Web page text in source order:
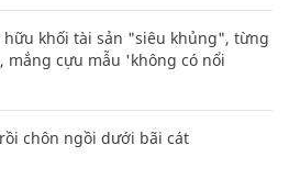
hữu khối tài sản "siêu khủng", từng
mắng cựu mẫu 'không có nổi
chôn ngồi dưới bãi cát